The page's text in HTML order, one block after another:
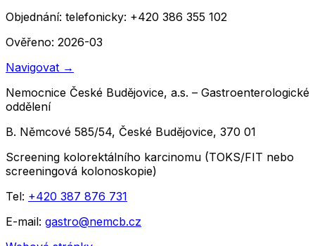
Objednání: telefonicky: +420 386 355 102
Ověřeno: 2026-03
Navigovat →
Nemocnice České Budějovice, a.s. – Gastroenterologické
oddělení
B. Němcové 585/54, České Budějovice, 370 01
Screening kolorektálního karcinomu (TOKS/FIT nebo
screeningová kolonoskopie)
Tel: +420 387 876 731
E-mail: gastro@nemcb.cz